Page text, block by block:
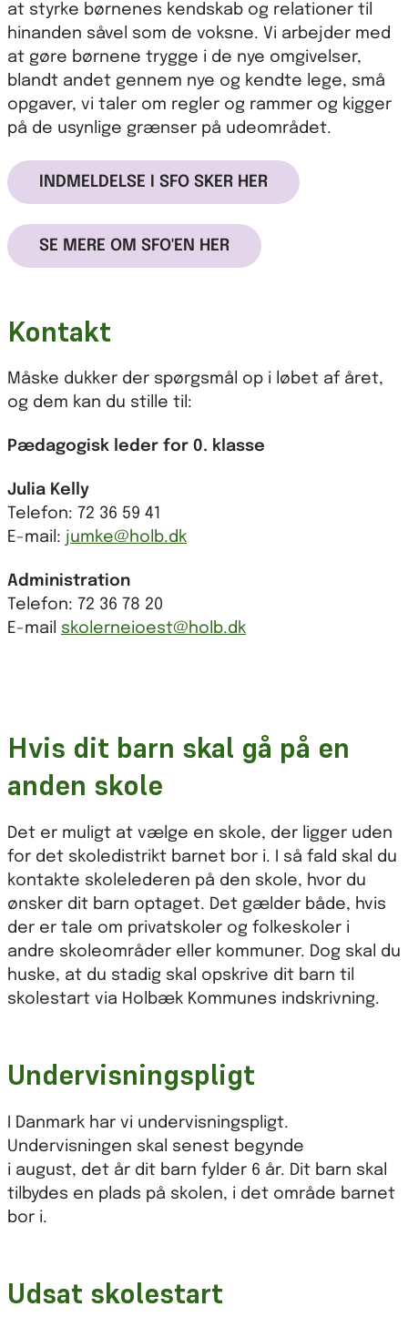
at styrke børnenes kendskab og relationer til
hinanden såvel som de voksne. Vi arbejder med
at gøre børnene trygge i de nye omgivelser,
blandt andet gennem nye og kendte lege, små
opgaver, vi taler om regler og rammer og kigger
på de usynlige grænser på udeområdet.
INDMELDELSE I SFO SKER HER
SE MERE OM SFO'EN HER
Kontakt
Måske dukker der spørgsmål op i løbet af året,
og dem kan du stille til:
Pædagogisk leder for 0. klasse
Julia Kelly
Telefon: 72 36 59 41
E-mail: jumke@holb.dk
Administration
Telefon: 72 36 78 20
E-mail skolerneioest@holb.dk
Hvis dit barn skal gå på en
anden skole
Det er muligt at vælge en skole, der ligger uden
for det skoledistrikt barnet bor i. I så fald skal du
kontakte skolelederen på den skole, hvor du
ønsker dit barn optaget. Det gælder både, hvis
der er tale om privatskoler og folkeskoler i
andre skoleområder eller kommuner. Dog skal du
huske, at du stadig skal opskrive dit barn til
skolestart via Holbæk Kommunes indskrivning.
Undervisningspligt
I Danmark har vi undervisningspligt.
Undervisningen skal senest begynde
i august, det år dit barn fylder 6 år. Dit barn skal
tilbydes en plads på skolen, i det område barnet
bor i.
Udsat skolestart